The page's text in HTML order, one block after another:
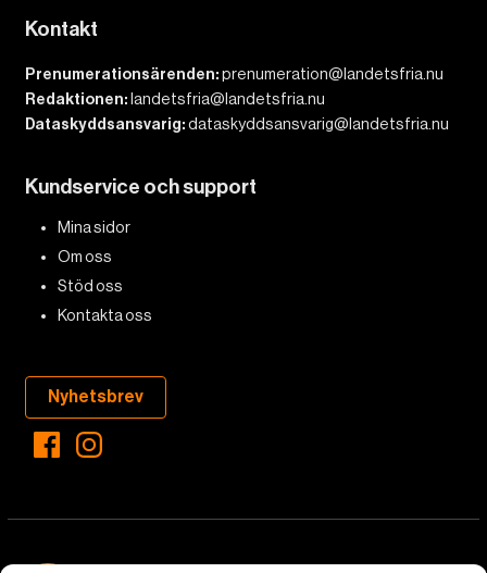
Kontakt
Prenumerationsärenden:prenumeration@landetsfria.nu
Redaktionen: landetsfria@landetsfria.nu
Dataskyddsansvarig:dataskyddsansvarig@landetsfria.nu
Kundservice och support
Mina sidor
Om oss
Stöd oss
Kontakta oss
Nyhetsbrev